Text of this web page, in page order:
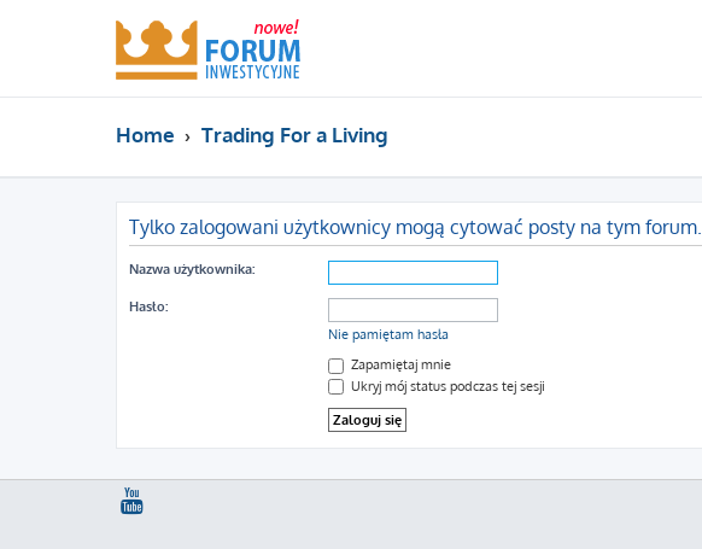
Home Trading For a Living
Tylko zalogowani użytkownicy mogą cytować posty na tym forum.
Nazwa użytkownika:
Hasło:
Nie pamiętam hasła
Zapamiętaj mnie
Ukryj mój status podczas tej sesji